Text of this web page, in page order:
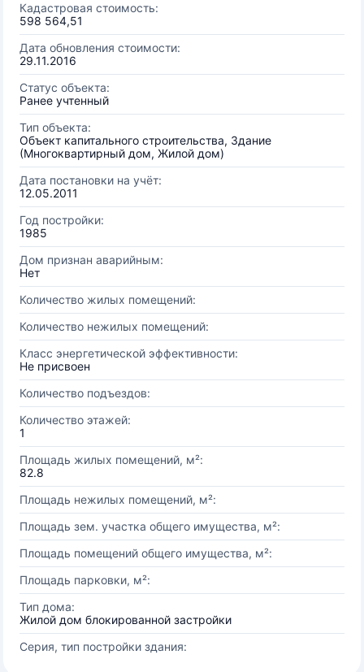
Кадастровая стоимость:
598 564,51
Дата обновления стоимости:
29.11.2016
Статус объекта:
Ранее учтенный
Тип объекта:
Объект капитального строительства, Здание
(Многоквартирный дом, Жилой дом)
Дата постановки на учёт:
12.05.2011
Год постройки:
1985
Дом признан аварийным:
Нет
Количество жилых помещений:
Количество нежилых помещений:
Класс энергетической эффективности:
Не присвоен
Количество подъездов:
Количество этажей:
1
Площадь жилых помещений, м²:
82.8
Площадь нежилых помещений, м²:
Площадь зем. участка общего имущества, м²:
Площадь помещений общего имущества, м²:
Площадь парковки, м²:
Тип дома:
Жилой дом блокированной застройки
Серия, тип постройки здания: